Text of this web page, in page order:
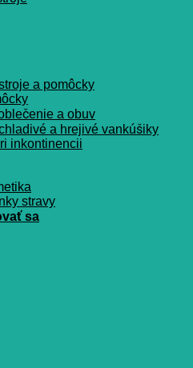
a pomôcky
a obuv
a hrejivé vankúšiky
inkontinencii
stravy
sa